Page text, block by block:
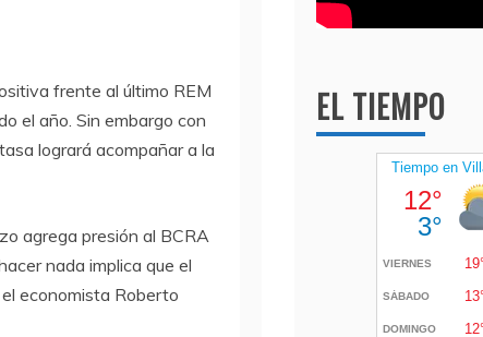
frente al último REM
el año. Sin embargo con
logrará acompañar a la
agrega presión al BCRA
nada implica que el
economista Roberto
EL TIEMPO